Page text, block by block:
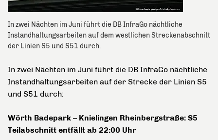
In zwei Nächten im Juni führt die DB InfraGo nächtliche
Instandhaltungsarbeiten auf dem westlichen Streckenabschnitt
der Linien S5 und S51 durch.
In zwei Nächten im Juni führt die DB InfraGo nächtliche
Instandhaltungsarbeiten auf der Strecke der Linien S5
und S51 durch:
Wörth Badepark – Knielingen Rheinbergstraße: S5
Teilabschnitt entfällt ab 22:00 Uhr